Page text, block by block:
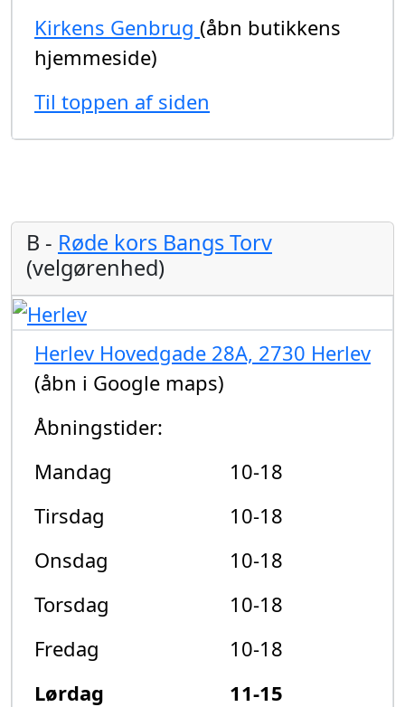
Kirkens Genbrug (åbn butikkens
hjemmeside)
Til toppen af siden
B - Røde kors Bangs Torv
(velgørenhed)
Herlev Hovedgade 28A, 2730 Herlev
(åbn i Google maps)
Åbningstider:
Mandag
10-18
Tirsdag
10-18
Onsdag
10-18
Torsdag
10-18
Fredag
10-18
Lørdag
11-15